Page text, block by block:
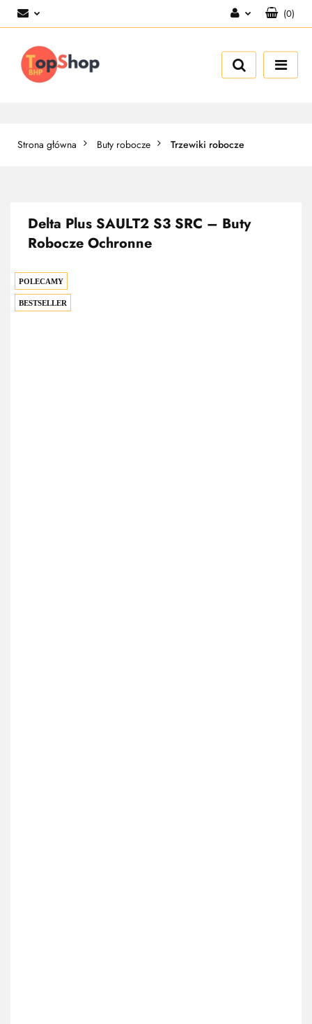
Zarejestruj się
(0)
Strona główna Buty robocze Trzewiki robocze
Delta Plus SAULT2 S3 SRC – Buty
Robocze Ochronne
POLECAMY
BESTSELLER